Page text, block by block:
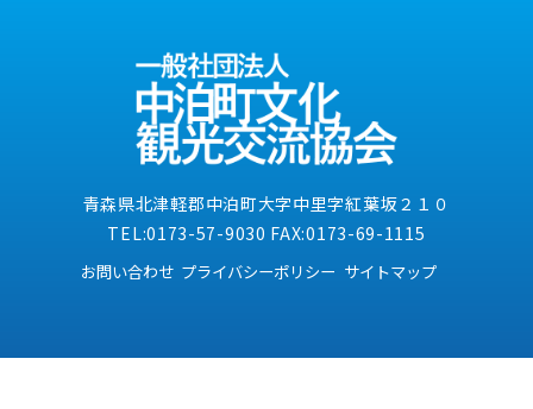
青森県北津軽郡中泊町大字中里字紅葉坂２１０
TEL:0173-57-9030 FAX:0173-69-1115
お問い合わせ プライバシーポリシー サイトマップ